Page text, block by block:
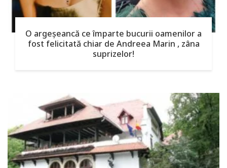
O argeşeancă ce împarte bucurii oamenilor a
fost felicitată chiar de Andreea Marin , zâna
suprizelor!